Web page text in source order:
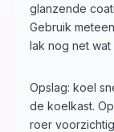
glanzende
Gebruik
lak nog net wat
Opslag: koel
de koelkast.
roer